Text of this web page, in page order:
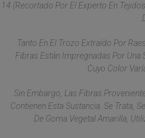
14 (recortado Por El Experto En
Tanto En El Trozo Extraído Por
Fibras Están Impregnadas Por Una
Cuyo Color
Sin Embargo, Las Fibras
Contienen Esta Sustancia. Se Trata,
De Goma Vegetal Amarilla,